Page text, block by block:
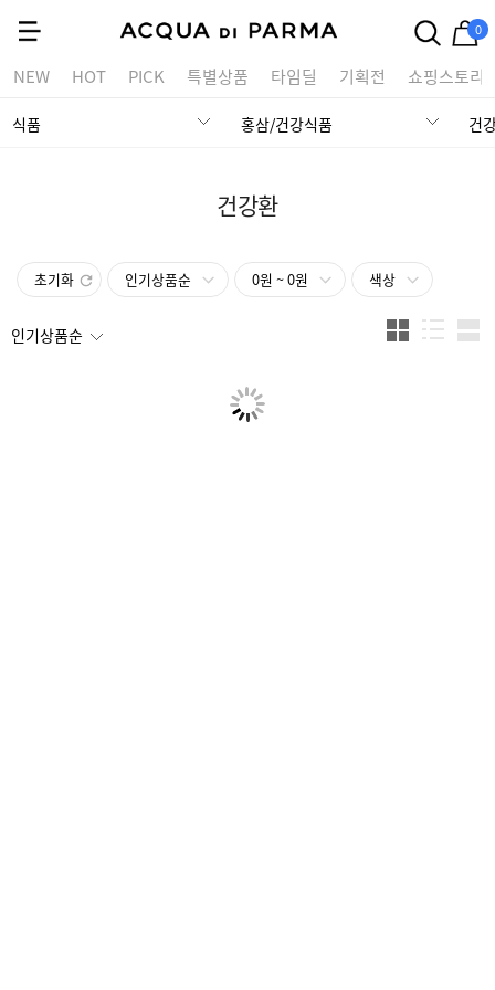
0
NEW HOT PICK 특별상품 타임딜 기획전 쇼핑스토리
식품 홍삼/건강식품 건
건강환
초기화 인기상품순 0원 ~ 0원 색상
인기상품순